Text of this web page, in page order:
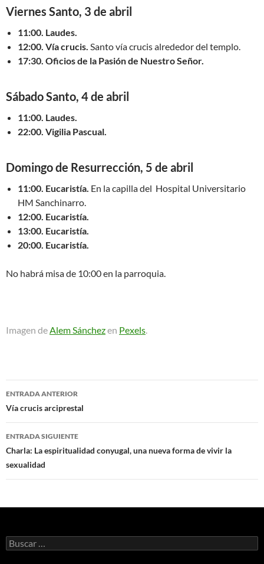
Viernes Santo, 3 de abril
11:00. Laudes.
12:00. Vía crucis. Santo vía crucis alrededor del templo.
17:30. Oficios de la Pasión de Nuestro Señor.
Sábado Santo, 4 de abril
11:00. Laudes.
22:00. Vigilia Pascual.
Domingo de Resurrección, 5 de abril
11:00. Eucaristía. En la capilla del Hospital Universitario
HM Sanchinarro.
12:00. Eucaristía.
13:00. Eucaristía.
20:00. Eucaristía.
No habrá misa de 10:00 en la parroquia.
Imagen deAlem Sánchezen Pexels.
Navegación
de
entradas
ENTRADA ANTERIOR
Vía crucis arciprestal
ENTRADA SIGUIENTE
Charla: La espiritualidad conyugal, una nueva forma de vivir la
sexualidad
Buscar: